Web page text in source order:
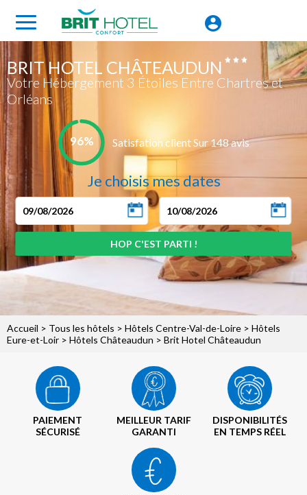
BRIT HOTEL CHÂTEAUDUN
Votre Hébergement 3 Étoiles Entre Chartres et
Orléans
96% Satisfation client Sur 148 avis
Je choisis mes dates
Accueil > Tous les hôtels > Hôtels Centre-Val-de-Loire > Hôtels
Eure-et-Loir > Hôtels Châteaudun > Brit Hotel Châteaudun
PAIEMENT
SÉCURISÉ
MEILLEUR TARIF
GARANTI
DISPONIBILITÉS
EN TEMPS RÉEL